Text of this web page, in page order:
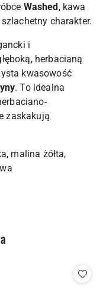
Washed, kawa
charakter.
i
herbacianą
kwasowość
. To idealna
zaskakują
malina żółta,